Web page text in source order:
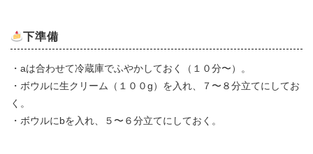
下準備
・aは合わせて冷蔵庫でふやかしておく（１０分〜）。
・ボウルに生クリーム（１００g）を入れ、７〜８分立てにしてお
く。
・ボウルにbを入れ、５〜６分立てにしておく。